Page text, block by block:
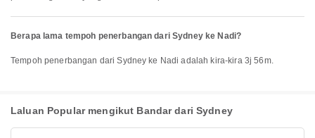
Berapa lama tempoh penerbangan dari Sydney ke Nadi?
Tempoh penerbangan dari Sydney ke Nadi adalah kira-kira 3j 56m.
Laluan Popular mengikut Bandar dari Sydney